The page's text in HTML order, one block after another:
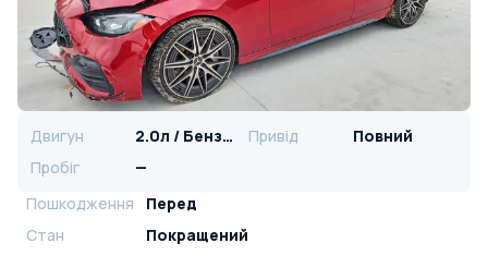
Двигун 2.0л / Бензин Привід
Повний
Пробіг
—
Пошкодження
Перед
Стан
Покращений